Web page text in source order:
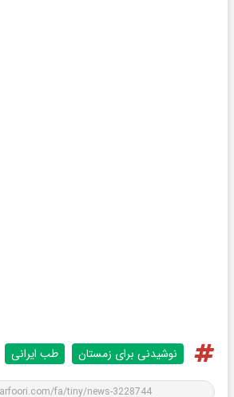
نوشیدنی برای زمستان طب ایرانی